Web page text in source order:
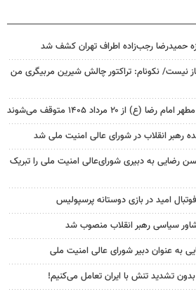
حمیدرضا رجب‌زاده اطراف تهران کشف شد
نیست/ نکونام: تراکتور چالش شیرین مربیگری من
از ۲۰ مرداد ۱۴۰۵ متوقف می‌شوند
رهبر انقلاب در شورای عالی امنیت ملی شد
رضایی به دبیری شورای‌عالی امنیت ملی را تبریک
امید در بازی دوستانه پرسپولیس
سیاسی رهبر انقلاب منصوب شد
به عنوان دبیر شورای عالی امنیت ملی
تشدید تنش با ایران تعامل می‌کنیم!